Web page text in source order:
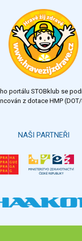
portálu STOBklub se
z dotace HMP
NAŠI PARTNEŘI